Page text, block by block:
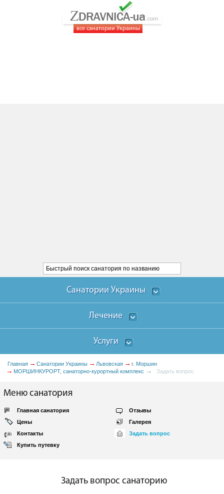
все санатории Украины
Санатории Украины
Лечение
Услуги
Главная Санатории Украины Львовская
г. Моршин
МОРШИНКУРОРТ, санаторно-курортный комплекс
Задать вопрос
Меню санатория
Главная санатория
Отзывы
Цены
Галерея
Контакты
Задать вопрос
Купить путевку
Задать вопрос санаторию